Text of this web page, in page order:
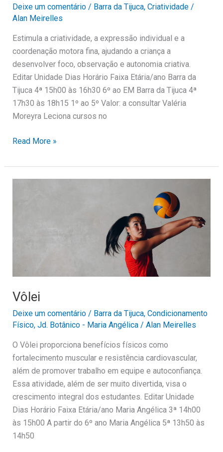
Deixe um comentário / Barra da Tijuca, Criatividade/
Alan Meirelles
Estimula a criatividade, a expressão individual e a
coordenação motora fina, ajudando a criança a
desenvolver foco, observação e autonomia criativa.
Editar Unidade Dias Horário Faixa Etária/ano Barra da
Tijuca 4ª 15h00 às 16h30 6º ao EM Barra da Tijuca 4ª
17h30 às 18h15 1º ao 5º Valor: a consultar Valéria
Moreyra Leciona cursos no
Read More »
Vôlei
Deixe um comentário / Barra da Tijuca, Condicionamento
Físico, Jd. Botânico - Maria Angélica/ Alan Meirelles
O Vôlei proporciona benefícios físicos como
fortalecimento muscular e resistência cardiovascular,
além de promover trabalho em equipe e autoconfiança.
Essa atividade, além de ser muito divertida, visa o
crescimento integral dos estudantes. Editar Unidade
Dias Horário Faixa Etária/ano Maria Angélica 3ª 14h00
às 15h00 A partir do 6º ano Maria Angélica 5ª 13h50 às
14h50